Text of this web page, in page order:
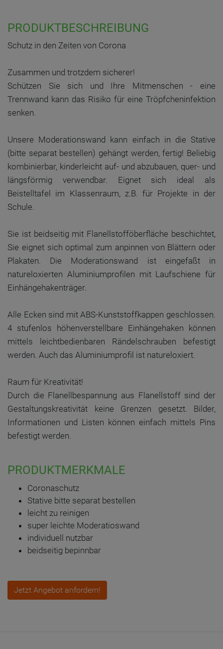
PRODUKTBESCHREIBUNG
Schutz in den Zeiten von Corona
Zusammen und trotzdem sicherer!
Schützen Sie sich und Ihre Mitmenschen - eine
Trennwand kann das Risiko für eine Tröpfcheninfektion
senken.
Unsere Moderationswand kann einfach in die Stative
(bitte separat bestellen) gehängt werden, fertig! Beliebig
kombinierbar, kinderleicht auf- und abzubauen, quer- und
längsförmig verwendbar. Eignet sich ideal als
Beistelltafel im Klassenraum, z.B. für Projekte in der
Schule.
Sie ist beidseitig mit Flanellstofföberfläche beschichtet,
Sie eignet sich optimal zum anpinnen von Blättern oder
Plakaten. Die Moderationswand ist eingefaßt in
natureloxierten Aluminiumprofilen mit Laufschiene für
Einhängehakenträger.
Alle Ecken sind mit ABS-Kunststoffkappen geschlossen.
4 stufenlos höhenverstellbare Einhängehaken können
mittels leichtbedienbaren Rändelschrauben befestigt
werden. Auch das Aluminiumprofil ist natureloxiert.
Raum für Kreativität!
Durch die Flanellbespannung aus Flanellstoff sind der
Gestaltungskreativität keine Grenzen gesetzt. Bilder,
Informationen und Listen können einfach mittels Pins
befestigt werden.
PRODUKTMERKMALE
Coronaschutz
Stative bitte separat bestellen
leicht zu reinigen
super leichte Moderatioswand
individuell nutzbar
beidseitig bepinnbar
Jetzt Angebot anfordern!